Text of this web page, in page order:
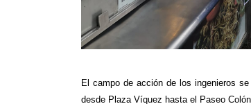
El campo de acción de los ingenieros
desde Plaza Víquez hasta el Paseo